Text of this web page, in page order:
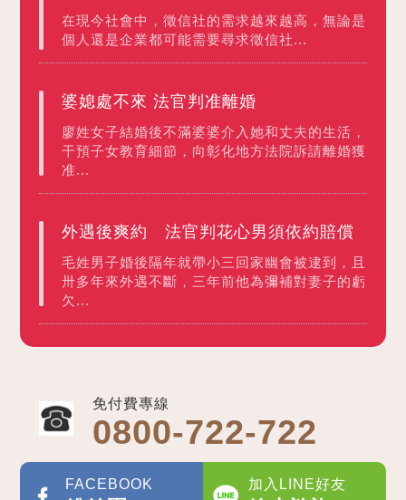
在現今社會中，徵信社的需求越來越高，無論是
個人還是企業都可能需要尋求徵信社...
婆媳處不來 法官判准離婚
廖姓女子結婚後不滿婆婆介入她和丈夫的生活，
干預子女教育細節，向彰化地方法院訴請離婚獲
准...
外遇後爽約 法官判花心男須依約賠償
毛姓男子婚後隔年就帶小三回家幽會被逮到，且
卅多年來外遇不斷，三年前他為彌補對妻子的虧
欠...
免付費專線
0800-722-722
FACEBOOK 加入LINE好友